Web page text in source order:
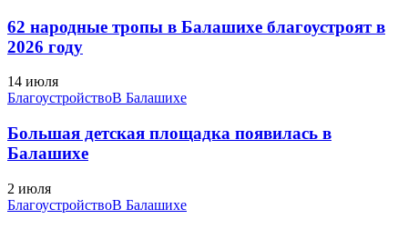
62 народные тропы в Балашихе благоустроят в
2026 году
14 июля
БлагоустройствоВ Балашихе
Большая детская площадка появилась в
Балашихе
2 июля
БлагоустройствоВ Балашихе